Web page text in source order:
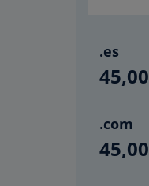
.es
45,00
.com
45,00